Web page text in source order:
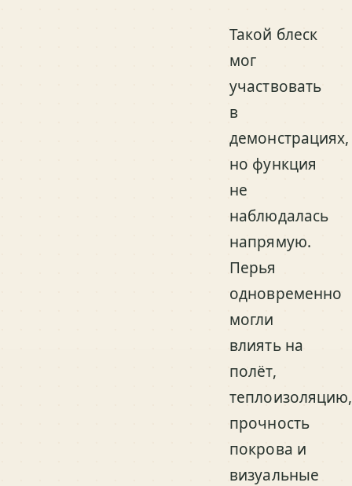
Такой блеск
мог
участвовать
в
демонстрациях,
но функция
не
наблюдалась
напрямую.
Перья
одновременно
могли
влиять на
полёт,
теплоизоляцию,
прочность
покрова и
визуальные